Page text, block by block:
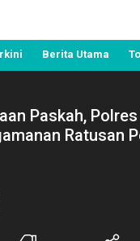
Sulawesi Utara,
Kriminal
Berita Utama
Paskah,
Ratusan